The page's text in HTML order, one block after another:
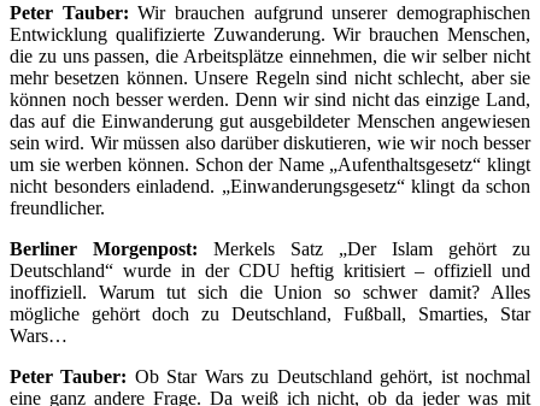
Peter Tauber: Wir brauchen aufgrund unserer demographischen
Entwicklung qualifizierte Zuwanderung. Wir brauchen Menschen,
die zu uns passen, die Arbeitsplätze einnehmen, die wir selber nicht
mehr besetzen können. Unsere Regeln sind nicht schlecht, aber sie
können noch besser werden. Denn wir sind nicht das einzige Land,
das auf die Einwanderung gut ausgebildeter Menschen angewiesen
sein wird. Wir müssen also darüber diskutieren, wie wir noch besser
um sie werben können. Schon der Name „Aufenthaltsgesetz“ klingt
nicht besonders einladend. „Einwanderungsgesetz“ klingt da schon
freundlicher.
Berliner Morgenpost: Merkels Satz „Der Islam gehört zu
Deutschland“ wurde in der CDU heftig kritisiert – offiziell und
inoffiziell. Warum tut sich die Union so schwer damit? Alles
mögliche gehört doch zu Deutschland, Fußball, Smarties, Star
Wars…
Peter Tauber: Ob Star Wars zu Deutschland gehört, ist nochmal
eine ganz andere Frage. Da weiß ich nicht, ob da jeder was mit